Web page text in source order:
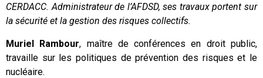
CERDACC. Administrateur de l’AFDSD, ses travaux portent sur
la sécurité et la gestion des risques collectifs.
Muriel Rambour, maître de conférences en droit public,
travaille sur les politiques de prévention des risques et le
nucléaire.